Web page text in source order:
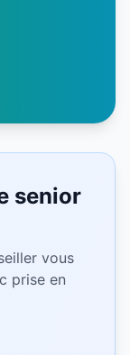
senior
vous
prise en